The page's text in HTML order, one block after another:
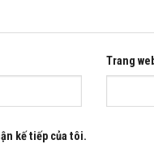
Trang
kế tiếp của tôi.